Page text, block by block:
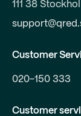
111 38
Customer
020-150 333
Customer